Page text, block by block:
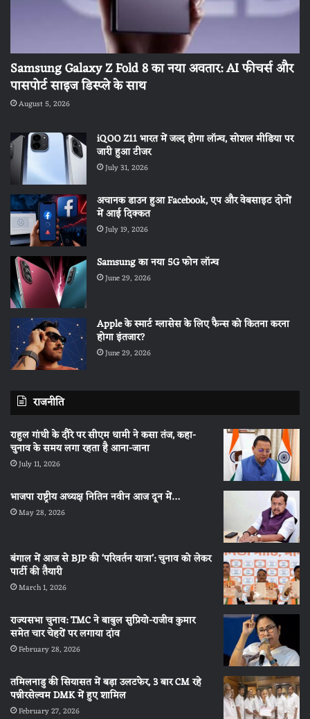
Samsung Galaxy Z Fold 8 का नया अवतार: AI फीचर्स और
पासपोर्ट साइज डिस्प्ले के साथ
August 5, 2026
iQOO Z11 भारत में जल्द होगा लॉन्च, सोशल मीडिया पर
जारी हुआ टीजर
July 31, 2026
अचानक डाउन हुआ Facebook, एप और वेबसाइट दोनों
में आई दिक्कत
July 19, 2026
Samsung का नया 5G फोन लॉन्च
June 29, 2026
Apple के स्मार्ट ग्लासेस के लिए फैन्स को कितना करना
होगा इंतजार?
June 29, 2026
राजनीति
राहुल गांधी के दौरे पर सीएम धामी ने कसा तंज, कहा-
चुनाव के समय लगा रहता है आना-जाना
July 11, 2026
भाजपा राष्ट्रीय अध्यक्ष नितिन नवीन आज दून में…
May 28, 2026
बंगाल में आज से BJP की ‘परिवर्तन यात्रा’: चुनाव को लेकर
पार्टी की तैयारी
March 1, 2026
राज्यसभा चुनाव: TMC ने बाबुल सुप्रियो-राजीव कुमार
समेत चार चेहरों पर लगाया दांव
February 28, 2026
तमिलनाडु की सियासत में बड़ा उलटफेर, 3 बार CM रहे
पन्नीरसेल्वम DMK में हुए शामिल
February 27, 2026